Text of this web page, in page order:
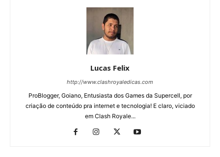
Lucas Felix
http://www.clashroyaledicas.com
ProBlogger, Goiano, Entusiasta dos Games da Supercell, por
criação de conteúdo pra internet e tecnologia! E claro, viciado
em Clash Royale...